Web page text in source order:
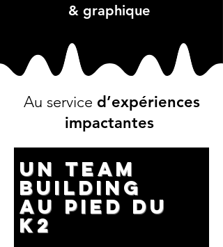
& graphique
Au service d’expériences
impactantes
un team
building
au pied du
k2